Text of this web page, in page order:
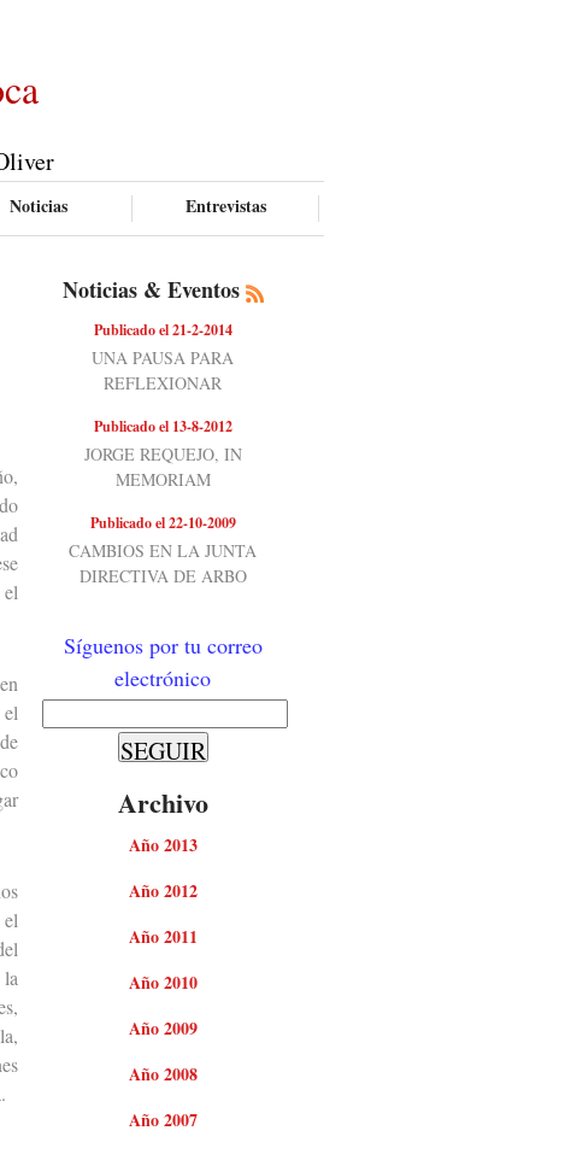
Noticias Entrevistas
Noticias & Eventos
Publicado el 21-2-2014
UNA PAUSA PARA
REFLEXIONAR
Publicado el 13-8-2012
JORGE REQUEJO, IN
MEMORIAM
Publicado el 22-10-2009
CAMBIOS EN LA JUNTA
DIRECTIVA DE ARBO
Síguenos por tu correo
electrónico
Archivo
Año 2013
Año 2012
Año 2011
Año 2010
Año 2009
Año 2008
Año 2007